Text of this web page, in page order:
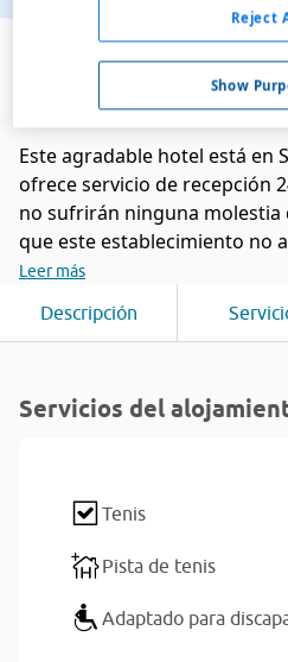
Ver en el
Este agradable hotel está en
ofrece servicio de recepción
no sufrirán ninguna molestia
que este establecimiento no
Leer más
Descripción
Servicios del
Tenis
Pista de tenis
Adaptado para
Show
Reject